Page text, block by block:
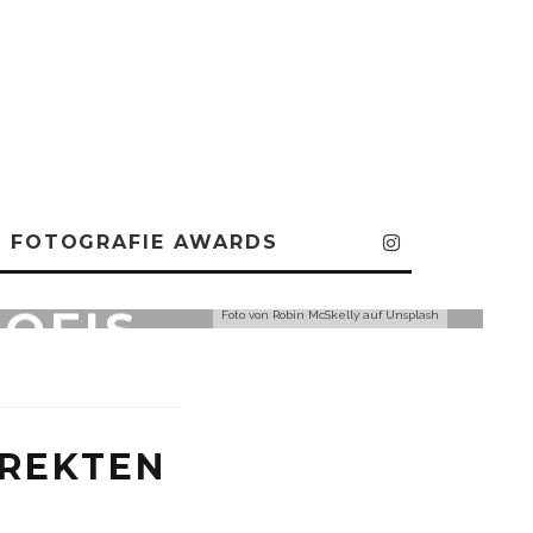
FOTOGRAFIE AWARDS
Foto von Robin McSkelly auf Unsplash